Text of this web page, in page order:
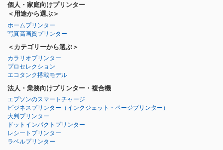
個人・家庭向けプリンター
＜用途から選ぶ＞
ホームプリンター
写真高画質プリンター
＜カテゴリーから選ぶ＞
カラリオプリンター
プロセレクション
エコタンク搭載モデル
法人・業務向けプリンター・複合機
エプソンのスマートチャージ
ビジネスプリンター （インクジェット・ページプリンター）
大判プリンター
ドットインパクトプリンター
レシートプリンター
ラベルプリンター